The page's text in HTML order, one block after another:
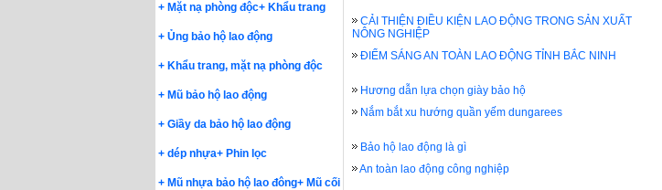
+ Mặt nạ phòng độc+ Khẩu trang
+ Ủng bảo hộ lao động
+ Khẩu trang, mặt nạ phòng độc
+ Mũ bảo hộ lao động
+ Giầy da bảo hộ lao động
+ dép nhựa+ Phin lọc
+ Mũ nhựa bảo hộ lao đông+ Mũ cối
CẢI THIỆN ĐIỀU KIỆN LAO ĐỘNG TRONG SẢN XUẤT
NÔNG NGHIỆP
ĐIỂM SÁNG AN TOÀN LAO ĐỘNG TỈNH BẮC NINH
Hương dẫn lựa chọn giày bảo hộ
Nắm bắt xu hướng quần yếm dungarees
Bảo hộ lao động là gì
An toàn lao động công nghiệp